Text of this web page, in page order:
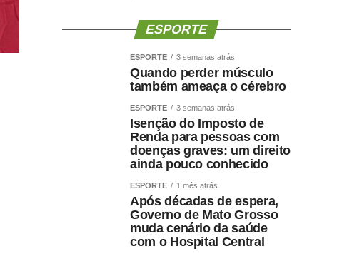
ESPORTE
ESPORTE 3 semanas atrás
Quando perder músculo
também ameaça o cérebro
ESPORTE 3 semanas atrás
Isenção do Imposto de
Renda para pessoas com
doenças graves: um direito
ainda pouco conhecido
ESPORTE 1 mês atrás
Após décadas de espera,
Governo de Mato Grosso
muda cenário da saúde
com o Hospital Central